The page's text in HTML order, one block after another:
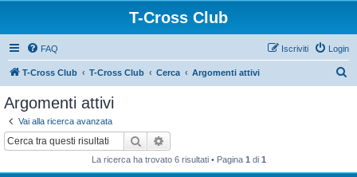
T-Cross Club
FAQ Login
Iscriviti
T-Cross Club T-Cross Club Cerca Argomenti attivi
Argomenti attivi
Vai alla ricerca avanzata
Cerca
La ricerca ha trovato 6 risultati • Pagina 1 di 1